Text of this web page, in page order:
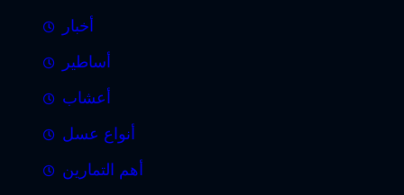
أخبار
أساطير
أعشاب
أنواع عسل
أهم التمارين